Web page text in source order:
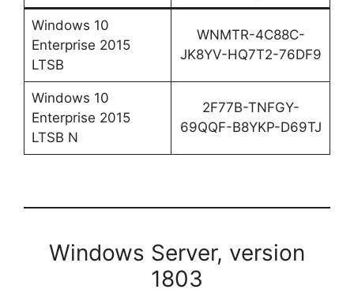
Windows 10
Enterprise 2015
LTSB
WNMTR-4C88C-
JK8YV-HQ7T2-76DF9
Windows 10
Enterprise 2015
LTSB N
2F77B-TNFGY-
69QQF-B8YKP-D69TJ
Windows Server, version
1803